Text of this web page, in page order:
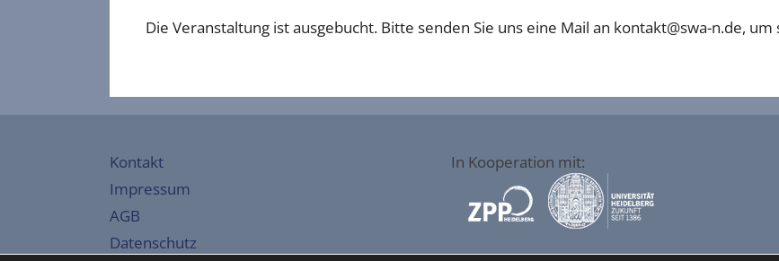
Die Veranstaltung ist ausgebucht. Bitte senden Sie uns eine Mail an kontakt@swa-n.de,
Kontakt
Impressum
AGB
Datenschutz
In Kooperation mit: